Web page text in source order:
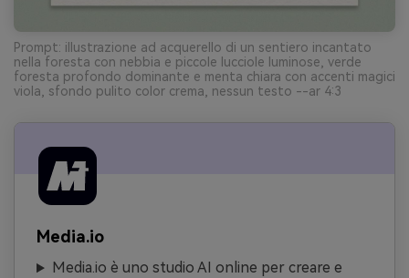
Prompt: illustrazione ad acquerello di un sentiero incantato
nella foresta con nebbia e piccole lucciole luminose, verde
foresta profondo dominante e menta chiara con accenti magici
viola, sfondo pulito color crema, nessun testo --ar 4:3
Media.io
Media.io è uno studio AI online per creare e